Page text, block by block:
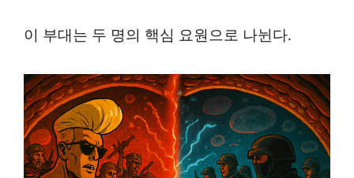
이 부대는 두 명의 핵심 요원으로 나뉜다.